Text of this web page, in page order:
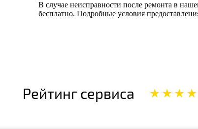
В случае неисправности после ремонта в
бесплатно. Подробные условия
Рейтинг сервиса